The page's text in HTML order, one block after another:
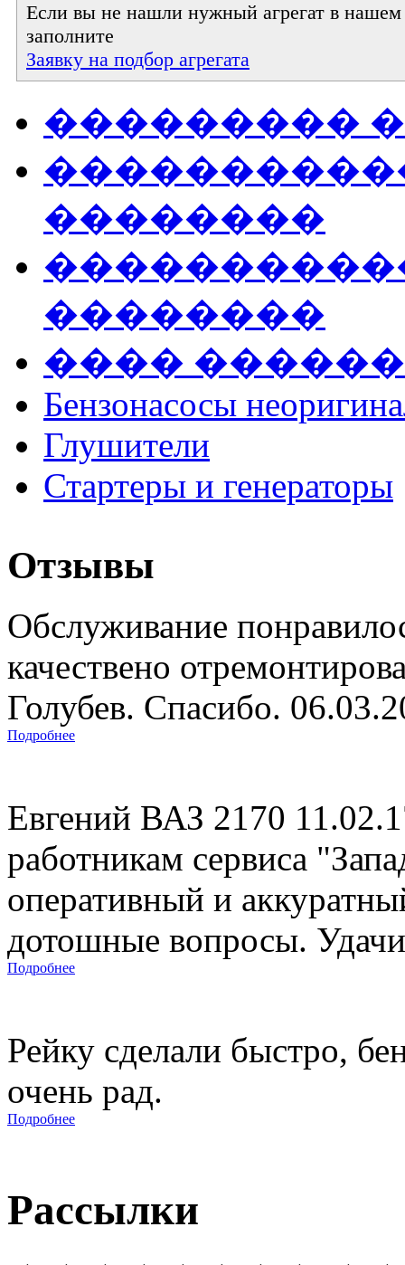
Если вы не нашли нужный агрегат в нашем
заполните
Заявку на подбор агрегата
���������
��������
��������
����
Бензонасосы
Глушители
Стартеры и генераторы
Отзывы
Обслуживание
качествено
Голубев. Спасибо.
Подробнее
Евгений ВАЗ 2170
работникам сервиса
оперативный и
дотошные вопросы. Удачи
Подробнее
Рейку сделали быстро,
очень рад.
Подробнее
Рассылки